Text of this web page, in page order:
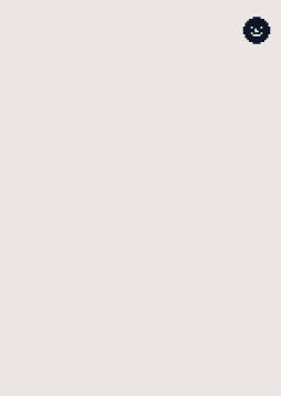
🌚